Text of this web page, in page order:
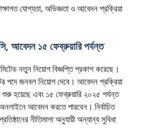
যোগ্যতা, অভিজ্ঞতা ও আবেদন প্রক্রিয়া
আবেদন ১৫ ফেব্রুয়ারি পর্যন্ত
নতুন নিয়োগ বিজ্ঞপ্তি প্রকাশ করেছে।
পদে জনবল নিয়োগ দেবে। আবেদন প্রক্রিয়া
হয়েছে এবং ১৫ ফেব্রুয়ারি ২০২৫ পর্যন্ত
আবেদন করতে পারবেন। নির্বাচিত
নীতিমালা অনুযায়ী অন্যান্য সুবিধা